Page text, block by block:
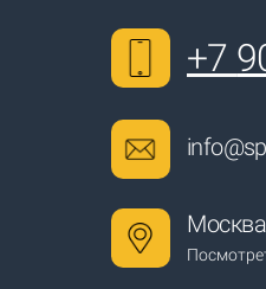
+7